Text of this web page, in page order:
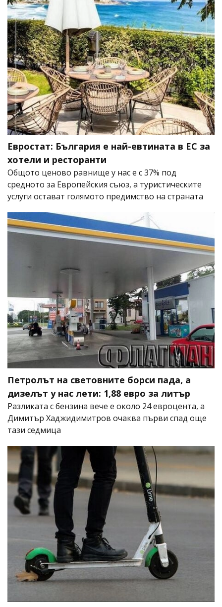
Евростат: България е най-евтината в ЕС за
хотели и ресторанти
Общото ценово равнище у нас е с 37% под
средното за Европейския съюз, а туристическите
услуги остават голямото предимство на страната
Петролът на световните борси пада, а
дизелът у нас лети: 1,88 евро за литър
Разликата с бензина вече е около 24 евроцента, а
Димитър Хаджидимитров очаква първи спад още
тази седмица